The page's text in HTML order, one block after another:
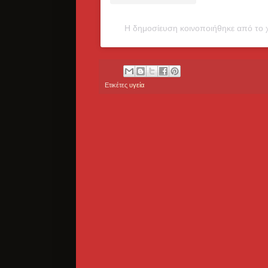
Η δημοσίευση κοινοποιήθηκε από
Ετικέτες υγεία